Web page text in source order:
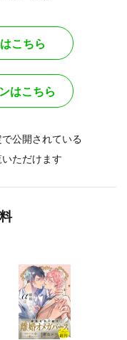
こちら
はこちら
公開されている
ただけます